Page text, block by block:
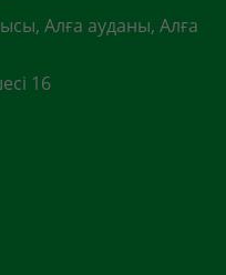
Алға ауданы, Алға
16